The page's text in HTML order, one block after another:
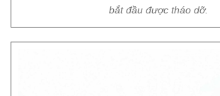
bắt đầu được tháo dỡ.